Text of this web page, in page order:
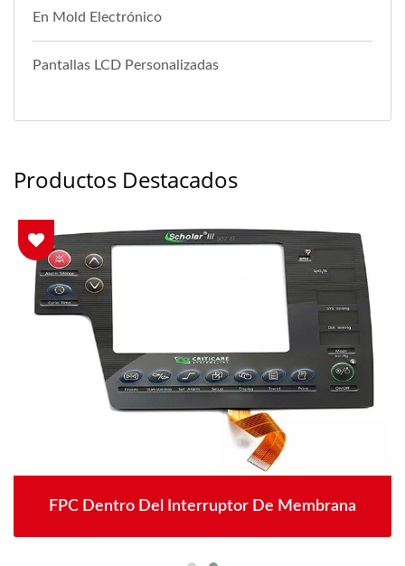
En Mold Electrónico
Pantallas LCD Personalizadas
Productos Destacados
FPC Dentro Del Interruptor De Membrana